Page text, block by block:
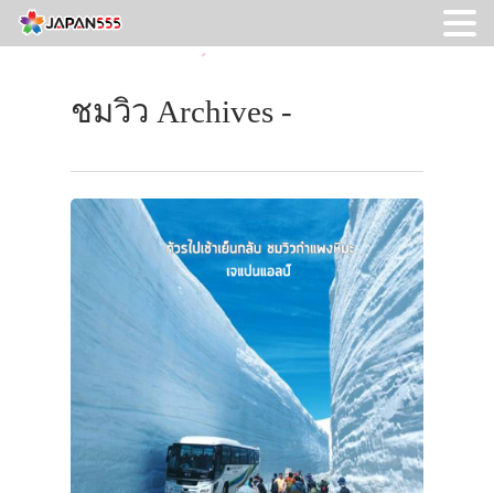
ชมวิว Archives -